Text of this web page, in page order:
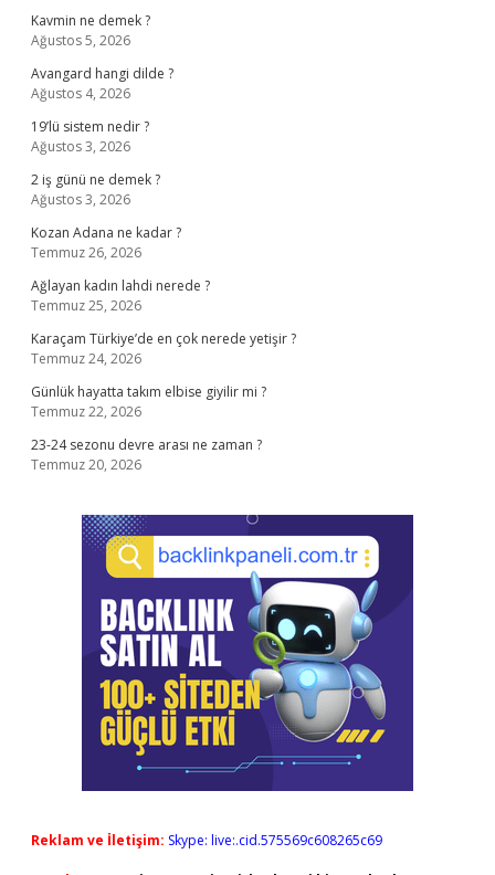
Kavmin ne demek ?
Ağustos 5, 2026
Avangard hangi dilde ?
Ağustos 4, 2026
19’lü sistem nedir ?
Ağustos 3, 2026
2 iş günü ne demek ?
Ağustos 3, 2026
Kozan Adana ne kadar ?
Temmuz 26, 2026
Ağlayan kadın lahdi nerede ?
Temmuz 25, 2026
Karaçam Türkiye’de en çok nerede yetişir ?
Temmuz 24, 2026
Günlük hayatta takım elbise giyilir mi ?
Temmuz 22, 2026
23-24 sezonu devre arası ne zaman ?
Temmuz 20, 2026
Reklam ve İletişim: Skype: live:.cid.575569c608265c69